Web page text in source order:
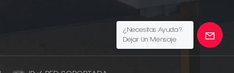
¿Necesitas Ayuda?
Dejar Un Mensaje